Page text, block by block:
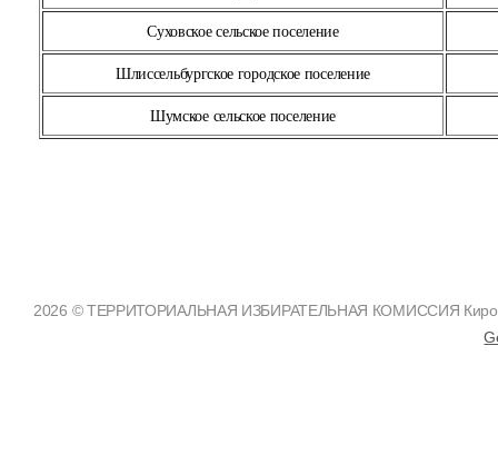
Суховское сельское поселение
Шлиссельбургское городское поселение
Шумское сельское поселение
2026 © ТЕРРИТОРИАЛЬНАЯ ИЗБИРАТЕЛЬНАЯ КОМИССИЯ